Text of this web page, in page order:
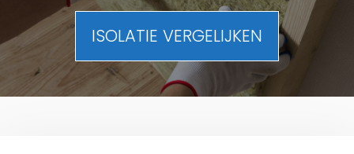
ISOLATIE VERGELIJKEN